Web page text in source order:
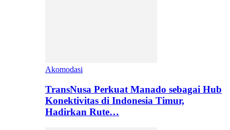
Akomodasi
TransNusa Perkuat Manado sebagai Hub
Konektivitas di Indonesia Timur,
Hadirkan Rute…